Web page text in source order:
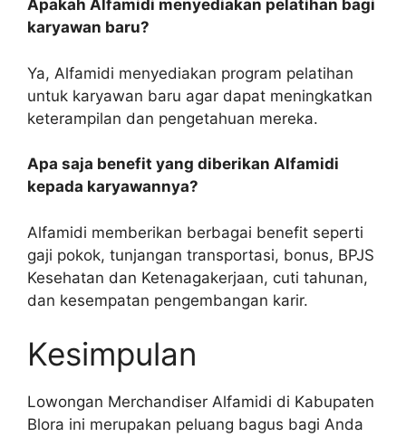
Apakah Alfamidi menyediakan pelatihan bagi
karyawan baru?
Ya, Alfamidi menyediakan program pelatihan
untuk karyawan baru agar dapat meningkatkan
keterampilan dan pengetahuan mereka.
Apa saja benefit yang diberikan Alfamidi
kepada karyawannya?
Alfamidi memberikan berbagai benefit seperti
gaji pokok, tunjangan transportasi, bonus, BPJS
Kesehatan dan Ketenagakerjaan, cuti tahunan,
dan kesempatan pengembangan karir.
Kesimpulan
Lowongan Merchandiser Alfamidi di Kabupaten
Blora ini merupakan peluang bagus bagi Anda